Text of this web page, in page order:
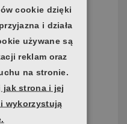
cookie dzięki
i działa
używane są
reklam oraz
na stronie.
jak strona i jej
wykorzystują